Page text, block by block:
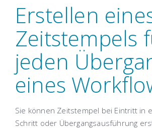
Erstellen
Zeitstempels
jeden
eines
Sie können Zeitstempel bei Eintritt in
Schritt oder Übergangsausführung